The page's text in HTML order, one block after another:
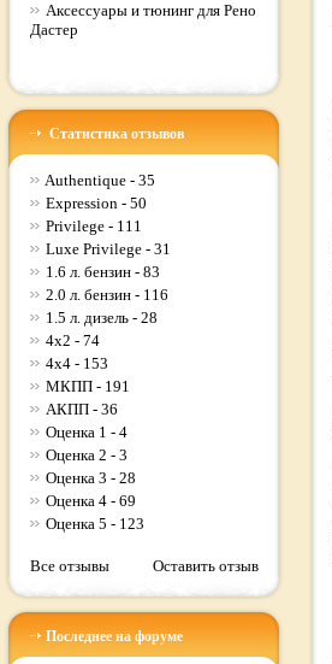
Аксессуары и тюнинг для Рено
Дастер
Статистика отзывов
Authentique - 35
Expression - 50
Privilege - 111
Luxe Privilege - 31
1.6 л. бензин - 83
2.0 л. бензин - 116
1.5 л. дизель - 28
4x2 - 74
4x4 - 153
МКПП - 191
АКПП - 36
Оценка 1 - 4
Оценка 2 - 3
Оценка 3 - 28
Оценка 4 - 69
Оценка 5 - 123
Все отзывы Оставить отзыв
Последнее на форуме